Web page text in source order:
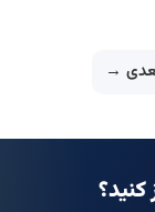
→
کنید؟